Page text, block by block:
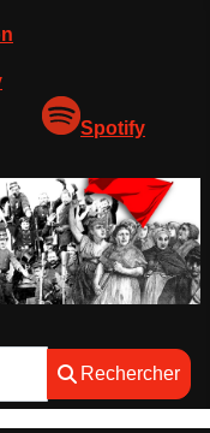
Spotify
Rechercher